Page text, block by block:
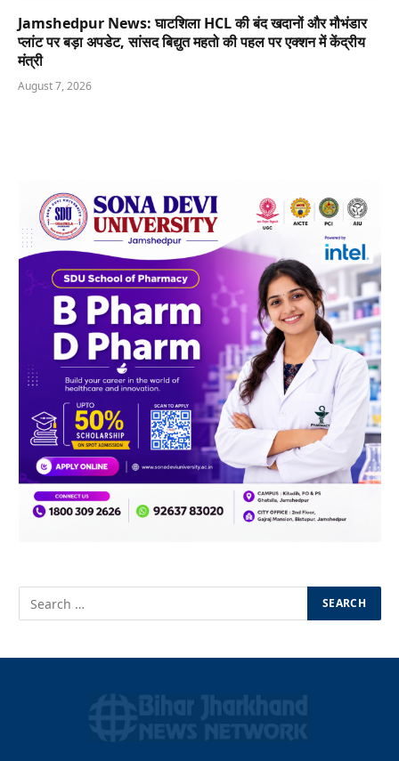
Jamshedpur News: घाटशिला HCL की बंद खदानों और मौभंडार
प्लांट पर बड़ा अपडेट, सांसद बिद्युत महतो की पहल पर एक्शन में केंद्रीय
मंत्री
August 7, 2026